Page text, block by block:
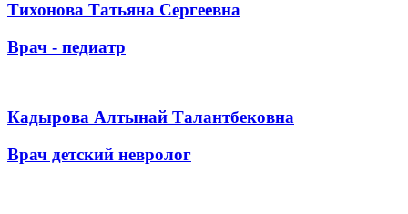
Тихонова Татьяна Сергеевна
Врач - педиатр
Кадырова Алтынай Талантбековна
Врач детский невролог